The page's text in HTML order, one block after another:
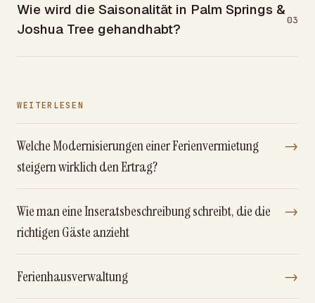
Wie wird die Saisonalität in Palm Springs &
Joshua Tree gehandhabt?
03
WEITERLESEN
Welche Modernisierungen einer Ferienvermietung
steigern wirklich den Ertrag?
→
Wie man eine Inseratsbeschreibung schreibt, die die
richtigen Gäste anzieht
→
Ferienhausverwaltung →